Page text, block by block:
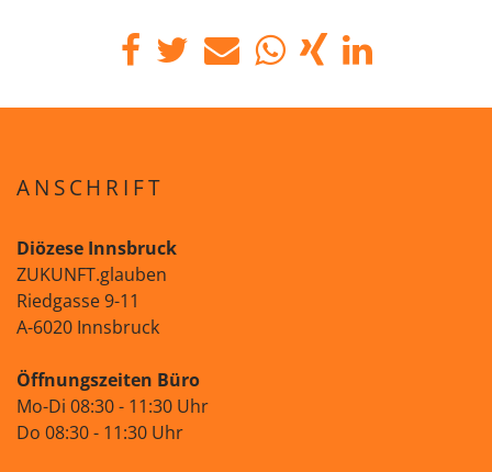
ANSCHRIFT
Diözese Innsbruck
ZUKUNFT.glauben
Riedgasse 9-11
A-6020 Innsbruck
Öffnungszeiten Büro
Mo-Di 08:30 - 11:30 Uhr
Do 08:30 - 11:30 Uhr